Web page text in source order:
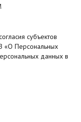
субъектов
«О Персональных
данных в